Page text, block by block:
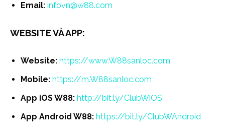
Email: infovn@w88.com
WEBSITE VÀ APP:
Website: https://www.W88sanloc.com
Mobile: https://m.W88sanloc.com
App iOS W88: http://bit.ly/ClubWiOS
App Android W88: https://bit.ly/ClubWAndroid